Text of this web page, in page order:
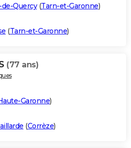
de-Quercy(Tarn-et-Garonne)
(Tarn-et-Garonne)
(77 ans)
Garonne)
(Corrèze)